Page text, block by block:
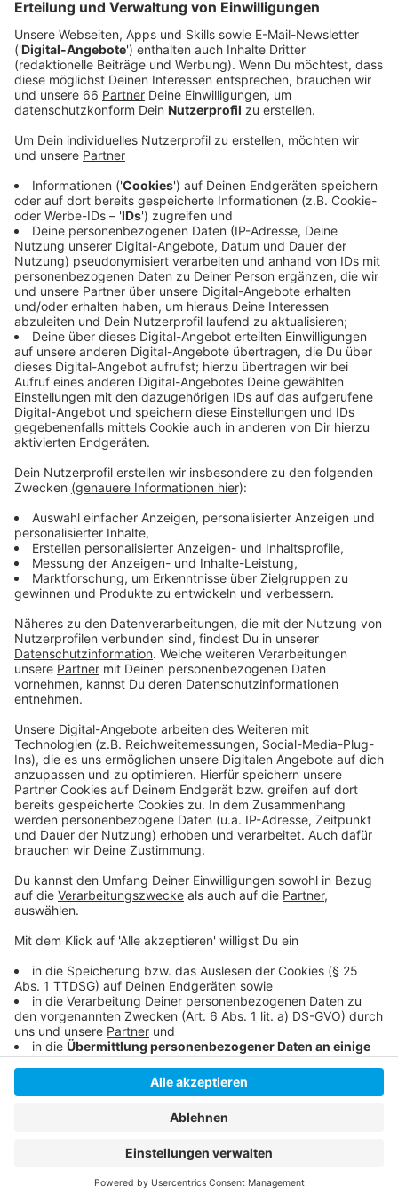
nicht ersichtlich ist, dass in der Mitte der
Einkaufsstraße ein Radweg angelegt wurde.
Veröffentlicht:Montag, 15.11.2021 04:44
Anzeige
darauf hin. Auch wenn die Stadt die Zahl dieser
Piktogramme Ende der vergangenen Woche noch
einmal erhöht hat, bleibt das Konfliktpotential dort
hoch. Vom Fahrradclub ADFC heißt es, der Radweg
solle besser markiert und möglichst farblich
abgesetzt werden. Einen klassischen roten Streifen
hatte die Stadt aber von Anfang an ausgeschlossen.
Das passe nicht zum Gesamtbild der Schadowstraße.
Thomas Görner von der Werbegemeinschaft
Schadowstraße plädiert für eine Anpassung der
Nutzung. Statt Beschilderung setzt er auf eine
datenbasierte Lösung. Denn Zähler zeigen, dass die
meisten Fahrräder auf der Schadowstraße Montag bis
Freitag zwischen 8 und 10 Uhr unterwegs seien. Wenn
die Zahl der Passanten steige, also zwischen 11 bis 19
Uhr zum Beispiel, könne die Einkaufsstraße für den
Radverkehr geschlossen werden.
Anzeige
Weitere Infos und Links zum Thema:
Anzeige
Bauarbeiten auf der Schadowstraße beendet
Stadt erklärt Arbeiten auf Schadowstraße für
abgeschlossen
So sah es während der Bauphase aus
Weihnachtsbuden auf der Schadowstraße
Anzeige
Anzeige